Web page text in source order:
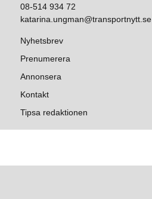
08-514 934 72
katarina.ungman@transportnytt.se
Nyhetsbrev
Prenumerera
Annonsera
Kontakt
Tipsa redaktionen